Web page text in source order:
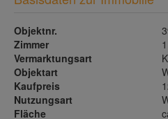
Objektnr.
Zimmer
1
Vermarktungsart
Objektart
Kaufpreis
Nutzungsart
Fläche